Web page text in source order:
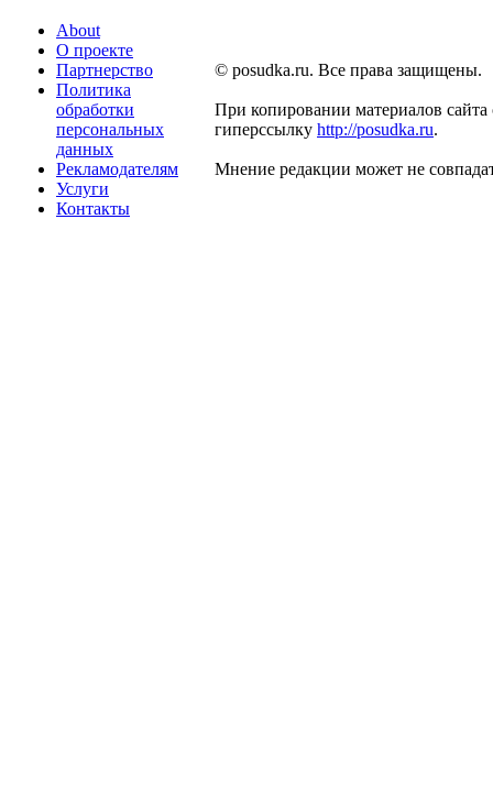
About
О проекте
Партнерство
Политика
обработки
персональных
данных
Рекламодателям
Услуги
Контакты
© posudka.ru. Все права защищены.
При копировании материалов сайта
гиперссылку http://posudka.ru.
Мнение редакции может не